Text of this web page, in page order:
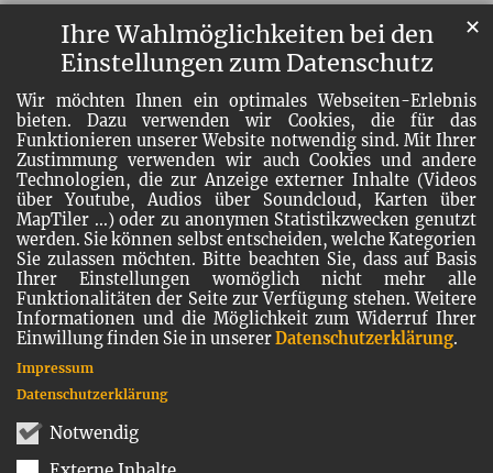
Ihre Wahlmöglichkeiten bei den
Einstellungen zum Datenschutz
Wir möchten Ihnen ein optimales Webseiten-Erlebnis
bieten. Dazu verwenden wir Cookies, die für das
Funktionieren unserer Website notwendig sind. Mit Ihrer
Zustimmung verwenden wir auch Cookies und andere
Technologien, die zur Anzeige externer Inhalte (Videos
über Youtube, Audios über Soundcloud, Karten über
MapTiler ...) oder zu anonymen Statistikzwecken genutzt
werden. Sie können selbst entscheiden, welche Kategorien
Sie zulassen möchten. Bitte beachten Sie, dass auf Basis
Ihrer Einstellungen womöglich nicht mehr alle
Funktionalitäten der Seite zur Verfügung stehen. Weitere
Informationen und die Möglichkeit zum Widerruf Ihrer
Einwillung finden Sie in unsererDatenschutzerklärung.
Notwendig
✕
Impressum
Datenschutzerklärung